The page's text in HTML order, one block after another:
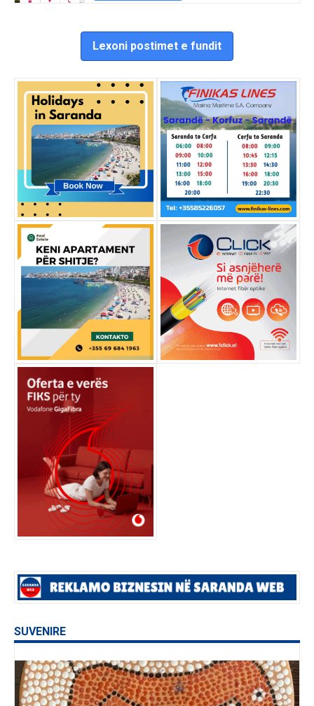
Lexoni postimet e fundit
SUVENIRE